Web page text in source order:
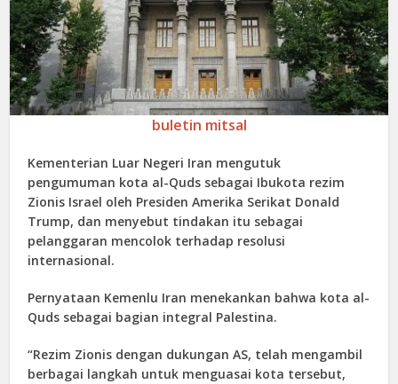
buletin mitsal
Kementerian Luar Negeri Iran mengutuk
pengumuman kota al-Quds sebagai Ibukota rezim
Zionis Israel oleh Presiden Amerika Serikat Donald
Trump, dan menyebut tindakan itu sebagai
pelanggaran mencolok terhadap resolusi
internasional.
Pernyataan Kemenlu Iran menekankan bahwa kota al-
Quds sebagai bagian integral Palestina.
“Rezim Zionis dengan dukungan AS, telah mengambil
berbagai langkah untuk menguasai kota tersebut,